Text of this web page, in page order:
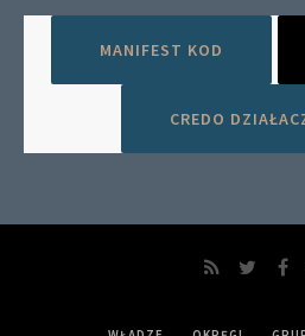
MANIFEST KOD
CREDO